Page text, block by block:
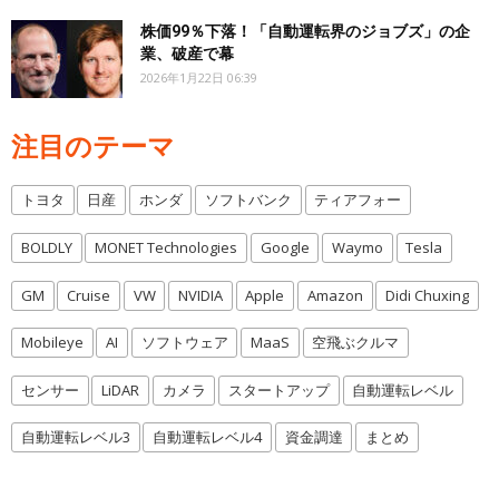
株価99％下落！「自動運転界のジョブズ」の企
業、破産で幕
2026年1月22日 06:39
注目のテーマ
トヨタ 日産 ホンダ ソフトバンク ティアフォー
BOLDLY MONET Technologies Google Waymo Tesla
GM Cruise VW NVIDIA Apple Amazon Didi Chuxing
Mobileye AI ソフトウェア MaaS 空飛ぶクルマ
センサー LiDAR カメラ スタートアップ 自動運転レベル
自動運転レベル3 自動運転レベル4 資金調達 まとめ